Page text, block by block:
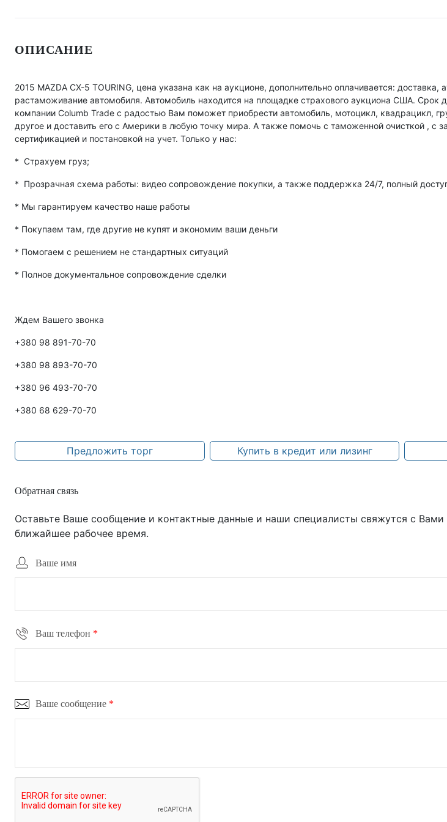
ОПИСАНИЕ
2015 MAZDA CX-5 TOURING, цена указана как на аукционе, дополнительно оплачивается: доставка,
растаможивание автомобиля. Автомобиль находится на площадке страхового аукциона США. Срок
компании Columb Trade с радостью Вам поможет приобрести автомобиль, мотоцикл, квадрацикл,
другое и доставить его с Америки в любую точку мира. А также помочь с таможенной очисткой , с
сертификацией и постановкой на учет. Только у нас:
* Страхуем груз;
* Прозрачная схема работы: видео сопровождение покупки, а также поддержка 24/7, полный
* Мы гарантируем качество наше работы
* Покупаем там, где другие не купят и экономим ваши деньги
* Помогаем с решением не стандартных ситуаций
* Полное документальное сопровождение сделки
Ждем Вашего звонка
+380 98 891-70-70
+380 98 893-70-70
+380 96 493-70-70
+380 68 629-70-70
Предложить торг Купить в кредит или лизинг
Обратная связь
Оставьте Ваше сообщение и контактные данные и наши специалисты свяжутся с Вами
ближайшее рабочее время.
Ваше имя
Ваш телефон *
Ваше сообщение *